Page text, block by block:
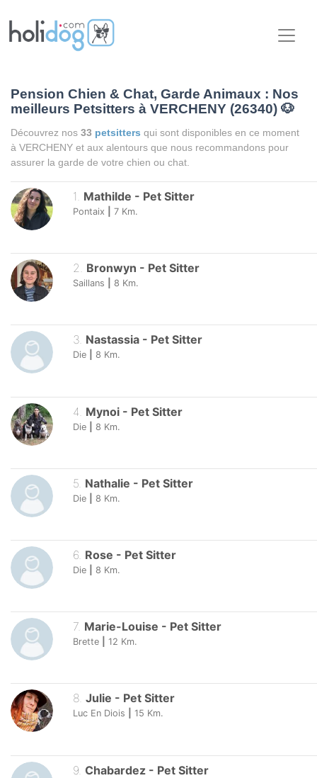
Pension Chien & Chat, Garde Animaux : Nos
meilleurs Petsitters à VERCHENY (26340) 🐶
Découvrez nos 33 petsitters qui sont disponibles en ce moment
à VERCHENY et aux alentours que nous recommandons pour
assurer la garde de votre chien ou chat.
1. Mathilde - Pet Sitter
Pontaix 7 Km.
2. Bronwyn - Pet Sitter
Saillans 8 Km.
3. Nastassia - Pet Sitter
Die 8 Km.
4 Mynoi - Pet Sitter
Die 8 Km.
5 Nathalie - Pet Sitter
Die 8 Km.
6. Rose - Pet Sitter
Die 8 Km.
7. Marie-Louise - Pet Sitter
Brette 12 Km.
8. Julie - Pet Sitter
Luc En Diois 15 Km.
9 Chabardez - Pet Sitter